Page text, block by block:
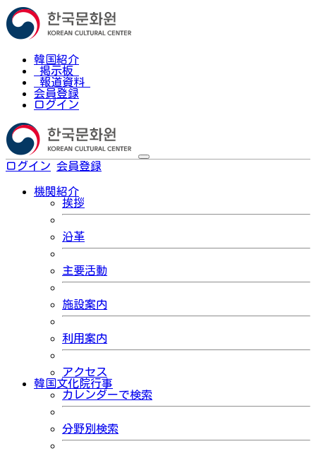
韓国紹介
掲示板
報道資料
会員登録
ログイン
ログイン 会員登録
機関紹介
挨拶
沿革
主要活動
施設案内
利用案内
アクセス
韓国文化院行事
カレンダーで検索
分野別検索